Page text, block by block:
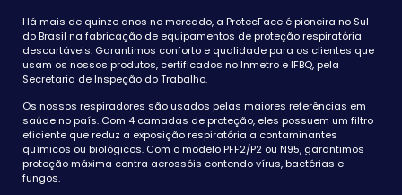
Há mais de quinze anos no mercado, a ProtecFace é pioneira no Sul
do Brasil na fabricação de equipamentos de proteção respiratória
descartáveis. Garantimos conforto e qualidade para os clientes que
usam os nossos produtos, certificados no Inmetro e IFBQ, pela
Secretaria de Inspeção do Trabalho.
Os nossos respiradores são usados pelas maiores referências em
saúde no país. Com 4 camadas de proteção, eles possuem um filtro
eficiente que reduz a exposição respiratória a contaminantes
químicos ou biológicos. Com o modelo PFF2/P2 ou N95, garantimos
proteção máxima contra aerossóis contendo vírus, bactérias e
fungos.